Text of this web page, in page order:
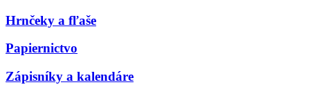
Hrnčeky a fľaše
Papiernictvo
Zápisníky a kalendáre